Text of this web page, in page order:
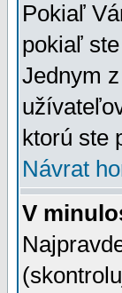
Pokiaľ
pokiaľ
Jednym
ktorú ste
Návrat
V